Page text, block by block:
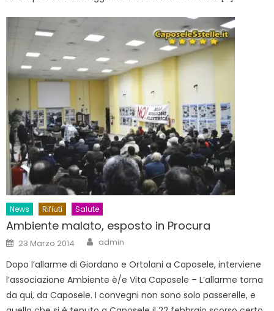
News Rifiuti Salute
Ambiente malato, esposto in Procura
Posted
on
23 Marzo 2014 Author
admin
Dopo l’allarme di Giordano e Ortolani a Caposele, interviene
l’associazione Ambiente è/e Vita Caposele – L’allarme torna
da qui, da Caposele. I convegni non sono solo passerelle, e